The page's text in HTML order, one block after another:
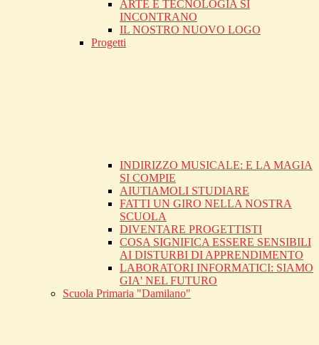
ARTE E TECNOLOGIA SI
INCONTRANO
IL NOSTRO NUOVO LOGO
Progetti
INDIRIZZO MUSICALE: E LA MAGIA
SI COMPIE
AIUTIAMOLI STUDIARE
FATTI UN GIRO NELLA NOSTRA
SCUOLA
DIVENTARE PROGETTISTI
COSA SIGNIFICA ESSERE SENSIBILI
AI DISTURBI DI APPRENDIMENTO
LABORATORI INFORMATICI: SIAMO
GIA' NEL FUTURO
Scuola Primaria "Damilano"